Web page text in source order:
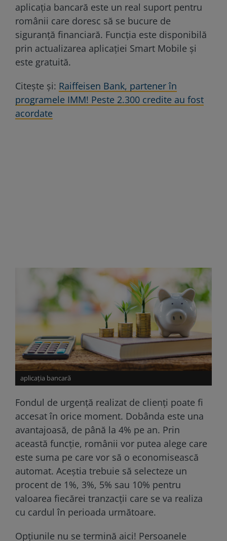
aplicația bancară este un real suport pentru
românii care doresc să se bucure de
siguranță financiară. Funcția este disponibilă
prin actualizarea aplicației Smart Mobile și
este gratuită.
Citește și: Raiffeisen Bank, partener în
programele IMM! Peste 2.300 credite au fost
acordate
aplicația bancară
Fondul de urgență realizat de clienți poate fi
accesat în orice moment. Dobânda este una
avantajoasă, de până la 4% pe an. Prin
această funcție, românii vor putea alege care
este suma pe care vor să o economisească
automat. Aceștia trebuie să selecteze un
procent de 1%, 3%, 5% sau 10% pentru
valoarea fiecărei tranzacții care se va realiza
cu cardul în perioada următoare.
Opțiunile nu se termină aici! Persoanele